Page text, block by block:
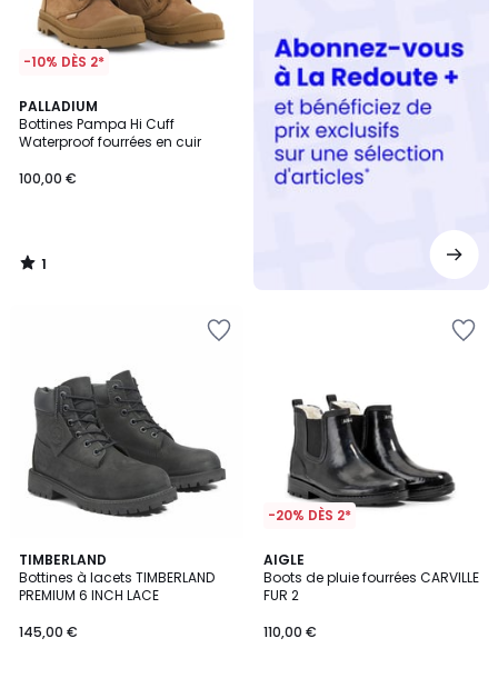
-10% DÈS 2*
PALLADIUM
Bottines Pampa Hi Cuff
Waterproof fourrées en cuir
100,00 €
1
/
5
1
/
TIMBERLAND
Bottines à lacets TIMBERLAND
PREMIUM 6 INCH LACE
145,00 €
4,8
/ 5
-20% DÈS 2*
AIGLE
Boots de pluie fourrées CARVILLE
FUR 2
110,00 €